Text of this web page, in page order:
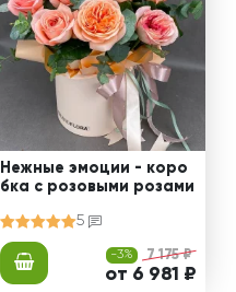
Нежные эмоции - коро
бка с розовыми розами
5
-3% 7 175 ₽
от 6 981 ₽